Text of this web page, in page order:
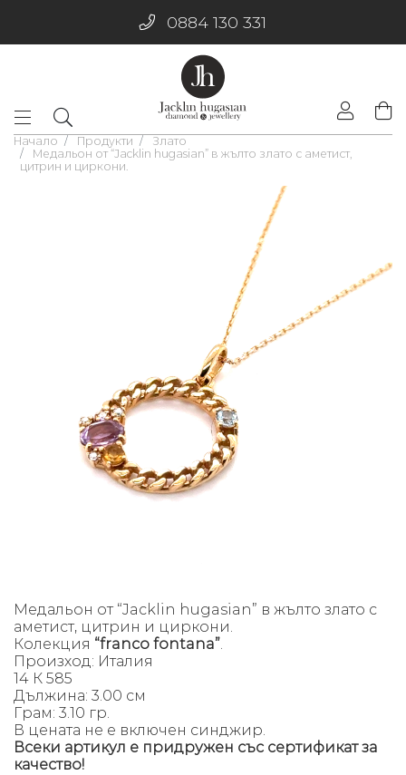
0884 130 331
Начало Продукти
Злато
Медальон от “Jacklin hugasian” в жълто злато с аметист,
цитрин и циркони.
Медальон от “Jacklin hugasian” в жълто злато с
аметист, цитрин и циркони.
Колекция “franco fontana”.
Произход: Италия
14 К 585
Дължина: 3.00 см
Грам: 3.10 гр.
В цената не е включен синджир.
Всеки артикул е придружен със сертификат за
качество!